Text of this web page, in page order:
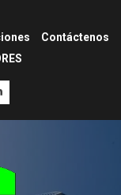
Contáctenos